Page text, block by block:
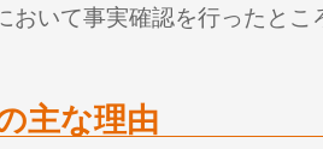
おいて事実確認を行ったと
主な理由